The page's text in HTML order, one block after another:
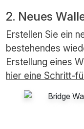
2. Neues
Erstellen Sie ein
bestehendes
Erstellung eines
hier eine Schritt-